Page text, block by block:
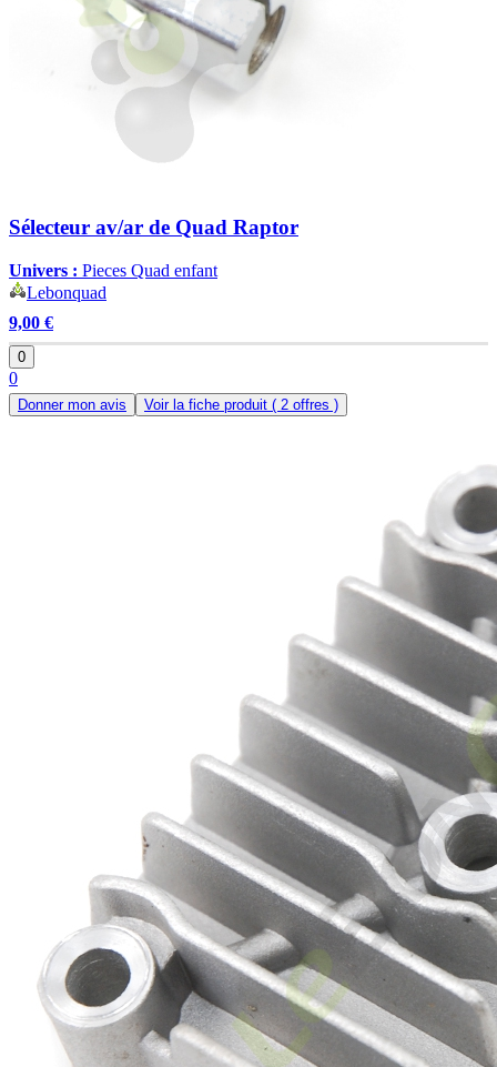
Sélecteur av/ar de Quad Raptor
Univers : Pieces Quad enfant
Lebonquad
9,00 €
0
0
Donner mon avis Voir la fiche produit ( 2 offres )